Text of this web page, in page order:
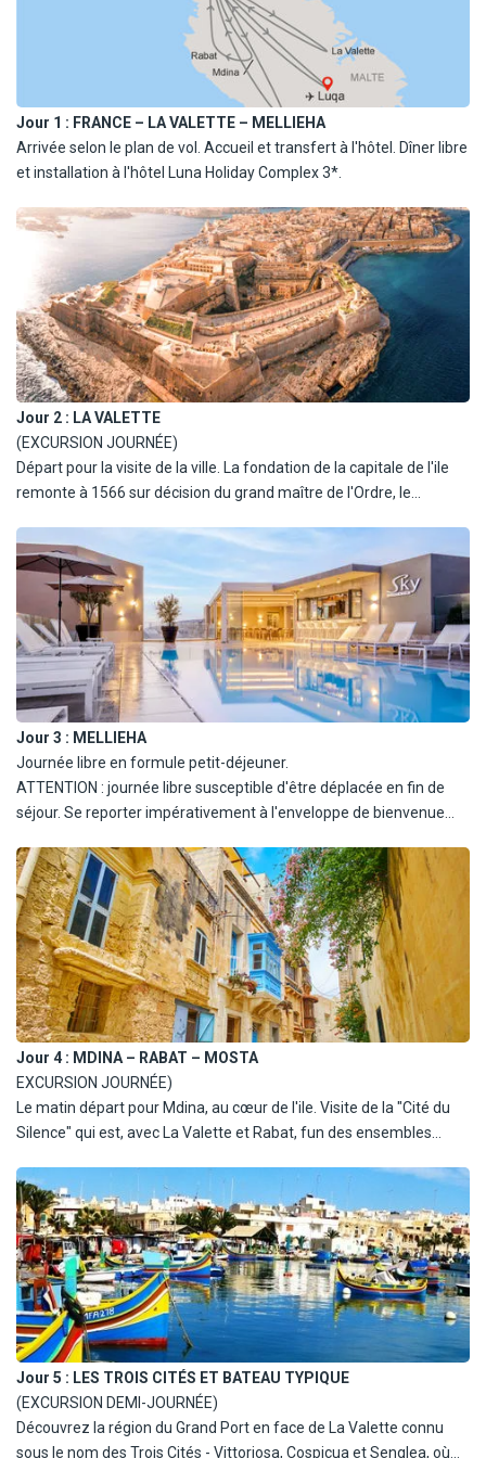
Jour 1 : FRANCE – LA VALETTE – MELLIEHA
Arrivée selon le plan de vol. Accueil et transfert à l'hôtel. Dîner libre
et installation à l'hôtel Luna Holiday Complex 3*.
Jour 2 : LA VALETTE
(EXCURSION JOURNÉE)
Départ pour la visite de la ville. La fondation de la capitale de l'ile
remonte à 1566 sur décision du grand maître de l'Ordre, le
d'architecture militaire et d'art baroque. Au cours de cette journée
vous verrez les jardins d'Upper Baracca, le nouveau musée de l'art
MUZA et l'église collégiale du naufrage de Saint Paul. Déjeuner
inclus en cours de route. Pour terminer cette visite nous
assisterons au « Malta Experience », un court métrage
remarquable retraçant l'histoire de Malte jusqu'à nos jours.
Jour 3 : MELLIEHA
Journée libre en formule petit-déjeuner.
ATTENTION : journée libre susceptible d'être déplacée en fin de
séjour. Se reporter impérativement à l'enveloppe de bienvenue
excursions.
Jour 4 : MDINA – RABAT – MOSTA
EXCURSION JOURNÉE)
Le matin départ pour Mdina, au cœur de l'ile. Visite de la "Cité du
Silence" qui est, avec La Valette et Rabat, fun des ensembles
capitale, ville historique et Ville musée, perchée sur un piton
rocheux, enserre dans ses remparts un dédale de rues étroites
bordées de belles demeures patriciennes, d'églises baroques, de
couvents et palais. Flânez dans les ruelles pour mieux comprendre
l'histoire passionnante de Malte et de son ancienne capitale
Mdina, la merveilleuse Cité du Silence. En quittant Mina par la
Porte des Grecs, nous visitons les catacombes des premiers
chrétiens à Rabat avant de nous diriger vers les falaises de Dingli.
Après le déjeuner, qui est inclus en cours de route, nous allons
visiter le jardin botanique de San Anton situé près du palais
présidentiel que vous pourrez admirer de l'extérieur. Ensuite nous
Jour 5 : LES TROIS CITÉS ET BATEAU TYPIQUE
(EXCURSION DEMI-JOURNÉE)
Découvrez la région du Grand Port en face de La Valette connu
sous le nom des Trois Cités - Vittoriosa, Cospicua et Senglea, où